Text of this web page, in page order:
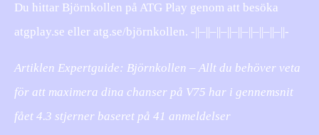
Du hittar Björnkollen på ATG Play genom att besöka
atgplay.se eller atg.se/björnkollen. -||–||–||–||–||–||–||–||–||-
Artiklen Expertguide: Björnkollen – Allt du behöver veta
för att maximera dina chanser på V75 har i gennemsnit
fået 4.3 stjerner baseret på 41 anmeldelser